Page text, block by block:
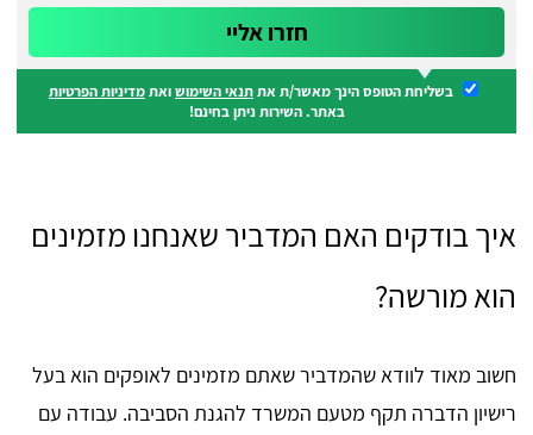
בשליחת הטופס הינך מאשר/ת אתתנאי השימושואתמדיניות הפרטיות
באתר. השירות ניתן בחינם!
איך בודקים האם המדביר שאנחנו מזמינים
הוא מורשה?
חשוב מאוד לוודא שהמדביר שאתם מזמינים לאופקים הוא בעל
רישיון הדברה תקף מטעם המשרד להגנת הסביבה. עבודה עם